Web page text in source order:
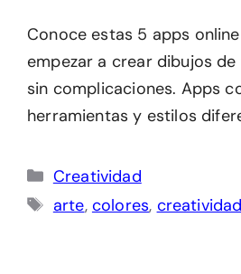
Conoce estas 5 apps
empezar a crear dibujos
sin complicaciones. Apps
herramientas y estilos
Categorías
Creatividad
Etiquetas
arte, colores, creatividad